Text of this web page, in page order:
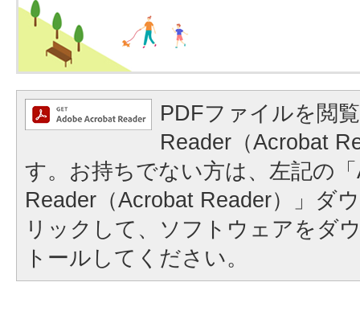
PDFファイルを閲
Reader（Acrobat
す。お持ちでない方は、左記の
Reader（Acrobat Reader）」ダ
リックして、ソフトウェアをダ
トールしてください。